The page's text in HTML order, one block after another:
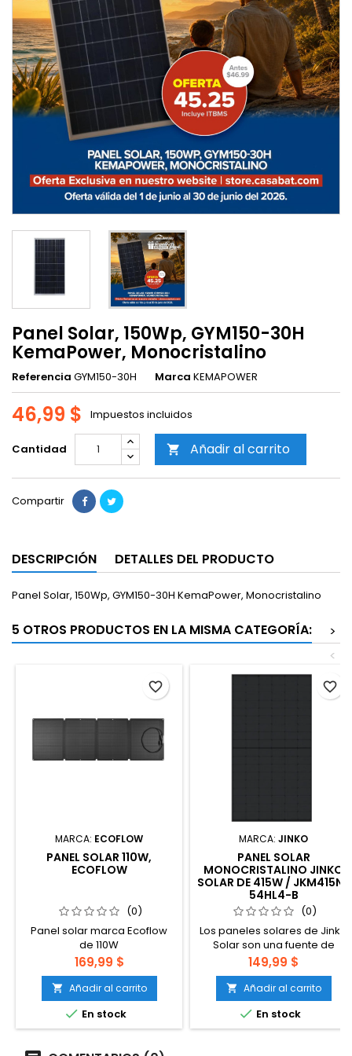
Panel Solar, 150Wp, GYM150-30H
KemaPower, Monocristalino
Referencia GYM150-30H Marca KEMAPOWER
46,99 $ Impuestos incluidos
Cantidad  Añadir al carrito
Compartir
DESCRIPCIÓN DETALLES DEL PRODUCTO
Panel Solar, 150Wp, GYM150-30H KemaPower, Monocristalino
5 OTROS PRODUCTOS EN LA MISMA CATEGORÍA:
>
<
MARCA: ECOFLOW
PANEL SOLAR 110W,
ECOFLOW
(0)
Panel solar marca Ecoflow
de 110W
Precio
169,99 $
 Añadir al carrito
 En stock
favorite_border
MARCA: JINKO
PANEL SOLAR
MONOCRISTALINO JINKO
SOLAR DE 415W / JKM415N-
54HL4-B
(0)
Los paneles solares de Jinko
Solar son una fuente de
energía renovable. Con una
potencia de 415W, una
eficiencia del 21,25% y una
garantía de 30 años, este
módulo combina eficiencia y
fiabilidad. El diseño tipo N y el
Precio
149,99 $
 Añadir al carrito
 En stock
favorite_border